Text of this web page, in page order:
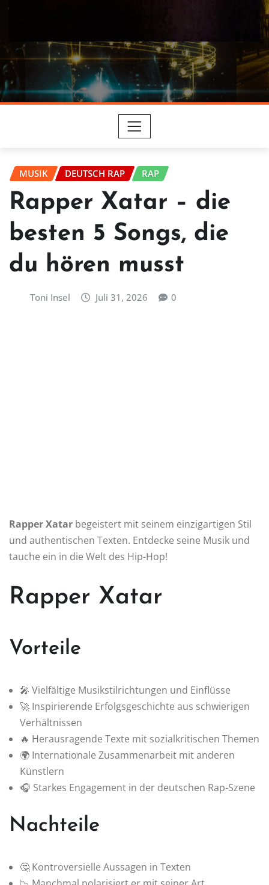
MUSIK DEUTSCH RAP RAP
Rapper Xatar – die
besten 5 Songs, die
du hören musst
Toni Insel Juli 31, 2026 0
Rapper Xatar begeistert mit seinem einzigartigen Stil
und authentischen Texten. Entdecke seine Musik und
tauche ein in die Welt des Hip-Hop!
Rapper Xatar
Vorteile
🎤 Vielfältige Musikstilrichtungen und Einflüsse
🚀 Inspirierende Erfolgsgeschichte aus schwierigen
Verhältnissen
🔥 Herausragende Texte mit sozialkritischen Themen
🌍 Internationale Zusammenarbeit mit anderen
Künstlern
🎧 Starkes Engagement in der deutschen Rap-Szene
Nachteile
🤔 Kontroversielle Aussagen in Texten